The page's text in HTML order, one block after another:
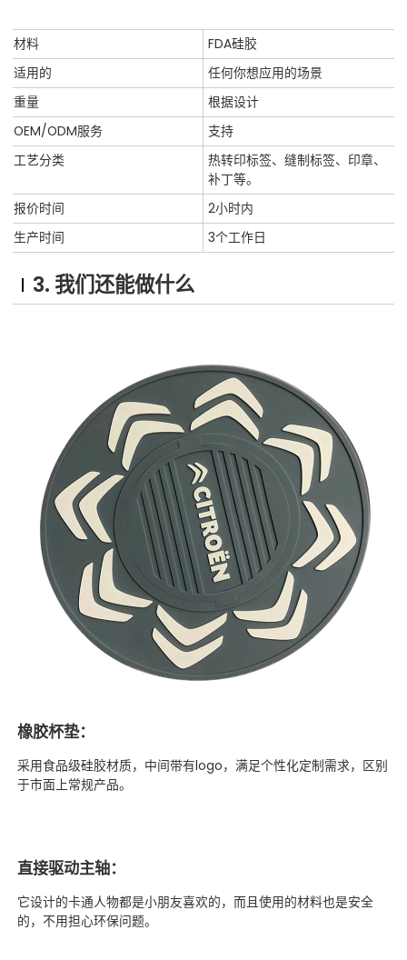
材料
FDA硅胶
适用的
任何你想应用的场景
重量
根据设计
OEM/ODM服务
支持
工艺分类
热转印标签、缝制标签、印章、
补丁等。
报价时间
2小时内
生产时间
3个工作日
3. 我们还能做什么
橡胶杯垫：
采用食品级硅胶材质，中间带有logo，满足个性化定制需求，区别
于市面上常规产品。
直接驱动主轴：
它设计的卡通人物都是小朋友喜欢的，而且使用的材料也是安全
的，不用担心环保问题。